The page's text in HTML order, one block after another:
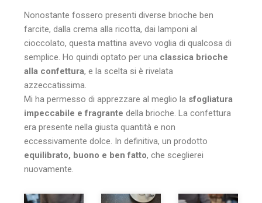
Nonostante fossero presenti diverse brioche ben
farcite, dalla crema alla ricotta, dai lamponi al
cioccolato, questa mattina avevo voglia di qualcosa di
semplice. Ho quindi optato per una classica brioche
alla confettura, e la scelta si è rivelata
azzeccatissima.
Mi ha permesso di apprezzare al meglio la sfogliatura
impeccabile e fragrante della brioche. La confettura
era presente nella giusta quantità e non
eccessivamente dolce. In definitiva, un prodotto
equilibrato, buono e ben fatto, che sceglierei
nuovamente.